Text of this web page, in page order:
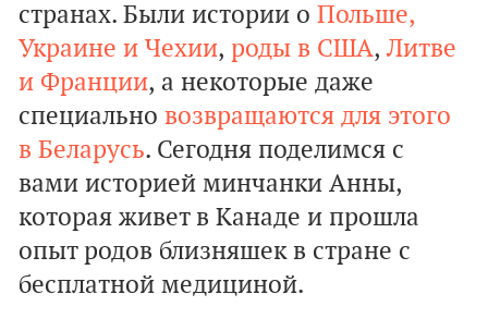
странах. Были истории о Польше,
Украине и Чехии, роды в США,Литве
и Франции, а некоторые даже
специально возвращаются для этого
в Беларусь. Сегодня поделимся с
вами историей минчанки Анны,
которая живет в Канаде и прошла
опыт родов близняшек в стране с
бесплатной медициной.